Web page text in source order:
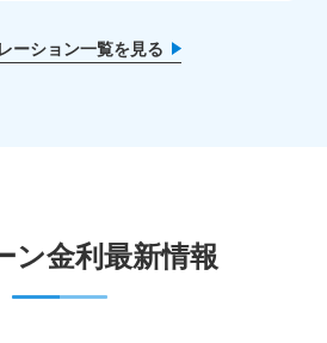
ーション一覧を見る
ン金利最新情報